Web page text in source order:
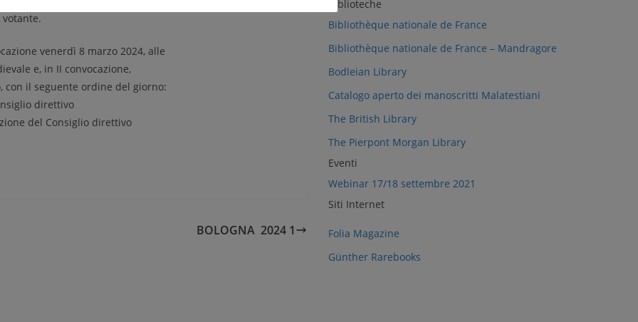
venerdì 8 marzo 2024, alle
e, in II convocazione,
con il seguente ordine del giorno:
direttivo
del Consiglio direttivo
BOLOGNA 2024 1
Biblioteche
Bibliothèque nationale de France
Bibliothèque nationale de France – Mandragore
Bodleian Library
Catalogo aperto dei manoscritti Malatestiani
The British Library
The Pierpont Morgan Library
Eventi
Webinar 17/18 settembre 2021
Siti Internet
Folia Magazine
Günther Rarebooks